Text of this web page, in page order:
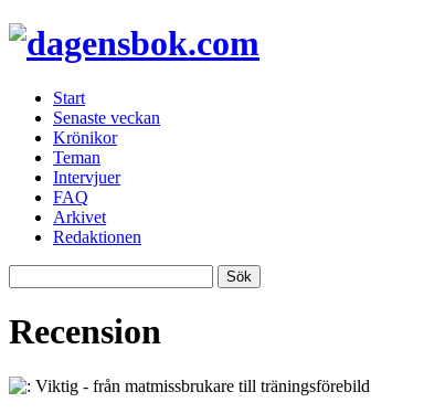
Start
Senaste veckan
Krönikor
Teman
Intervjuer
FAQ
Arkivet
Redaktionen
Recension